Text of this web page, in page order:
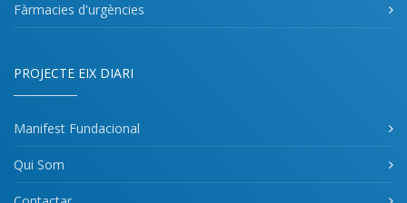
Fàrmacies d'urgències
PROJECTE EIX DIARI
Manifest Fundacional
Qui Som